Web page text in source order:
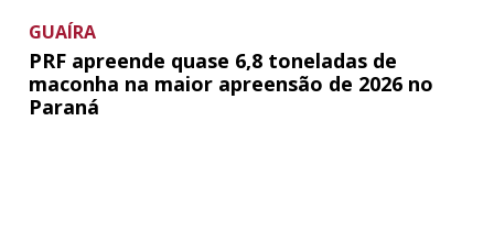
GUAÍRA
PRF apreende quase 6,8 toneladas de
maconha na maior apreensão de 2026 no
Paraná